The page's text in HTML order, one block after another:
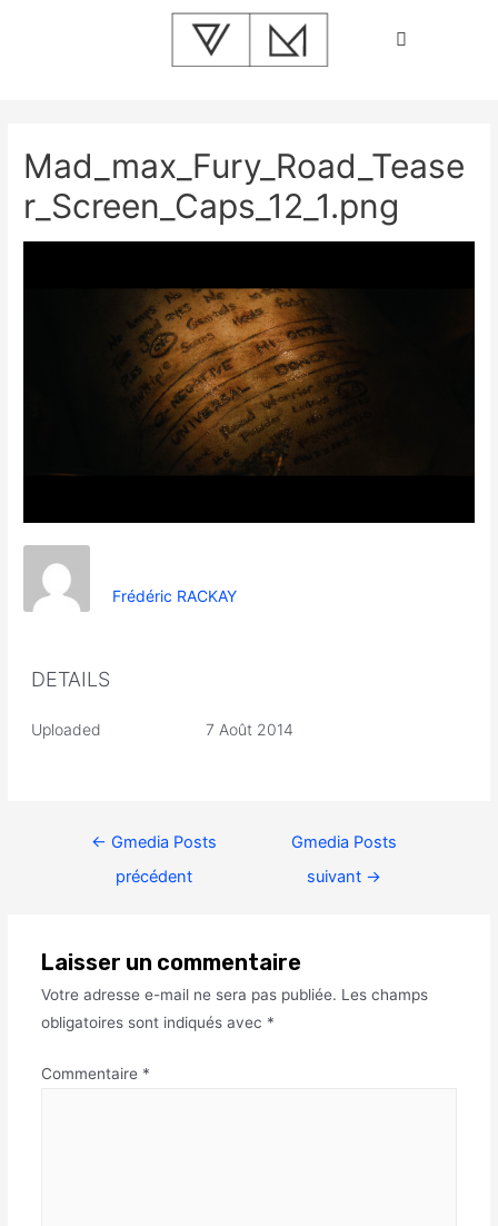
Mad_max_Fury_Road_Tease
r_Screen_Caps_12_1.png
Frédéric RACKAY
DETAILS
Uploaded 7 Août 2014
← Gmedia Posts
précédent
Gmedia Posts
suivant →
Laisser un commentaire
Votre adresse e-mail ne sera pas publiée. Les champs
obligatoires sont indiqués avec *
Commentaire *